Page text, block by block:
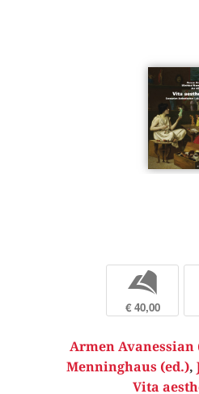
b
€ 40,00
Armen Avanessian
Menninghaus (ed.),
Vita